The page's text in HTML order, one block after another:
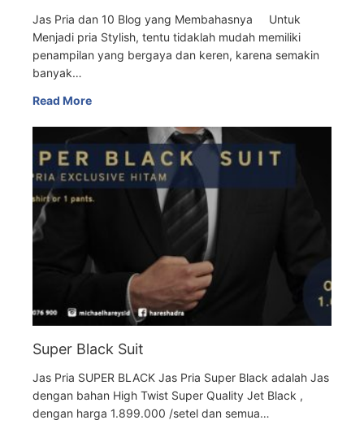
Jas Pria dan 10 Blog yang Membahasnya Untuk
Menjadi pria Stylish, tentu tidaklah mudah memiliki
penampilan yang bergaya dan keren, karena semakin
banyak…
Read More
Super Black Suit
Jas Pria SUPER BLACK Jas Pria Super Black adalah Jas
dengan bahan High Twist Super Quality Jet Black ,
dengan harga 1.899.000 /setel dan semua…